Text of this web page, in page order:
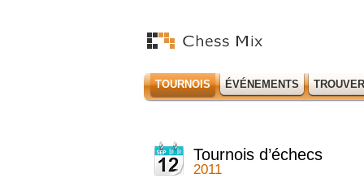
TOURNOIS ÉVÉNEMENTS
Tournois d’échecs
2011